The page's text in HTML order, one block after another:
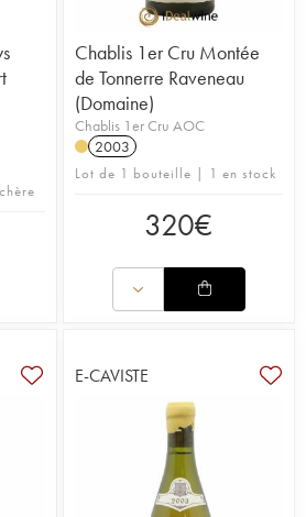
Chablis 1er Cru Montée
de Tonnerre Raveneau
(Domaine)
Chablis 1er Cru AOC
2003
Lot de 1 bouteille | 1 en stock
320€
E-CAVISTE